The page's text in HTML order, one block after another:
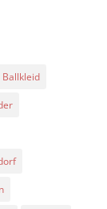
Ballkleid